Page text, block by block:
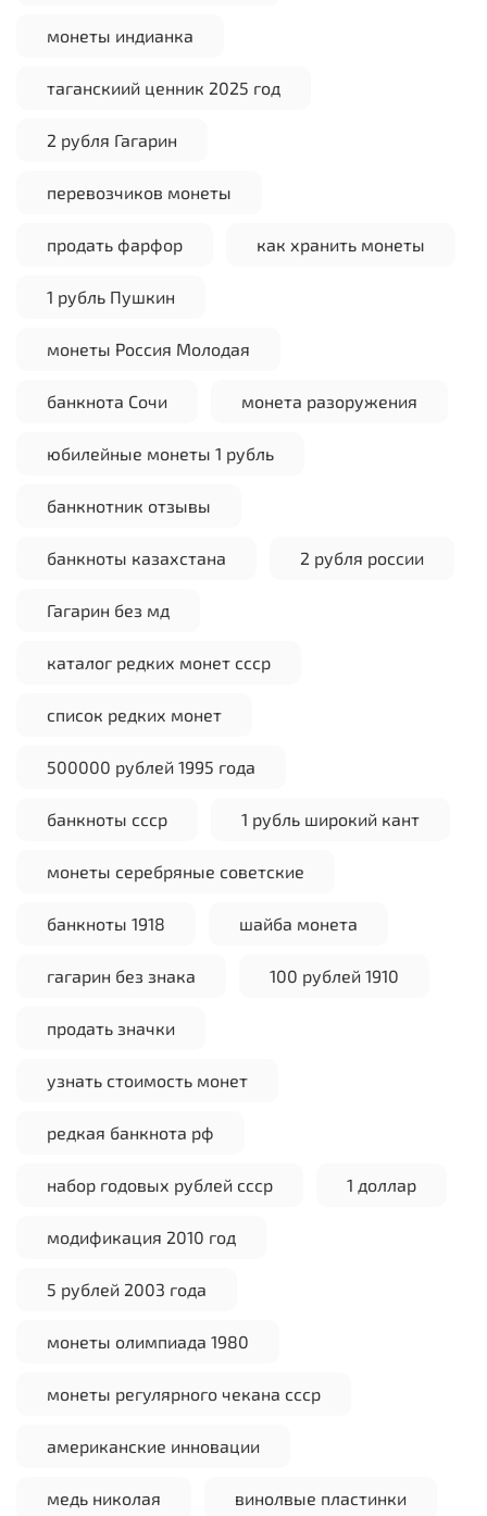
монеты индианка
таганскиий ценник 2025 год
2 рубля Гагарин
перевозчиков монеты
продать фарфор как хранить монеты
1 рубль Пушкин
монеты Россия Молодая
банкнота Сочи монета разоружения
юбилейные монеты 1 рубль
банкнотник отзывы
банкноты казахстана 2 рубля россии
Гагарин без мд
каталог редких монет ссср
список редких монет
500000 рублей 1995 года
банкноты ссср 1 рубль широкий кант
монеты серебряные советские
банкноты 1918 шайба монета
гагарин без знака 100 рублей 1910
продать значки
узнать стоимость монет
редкая банкнота рф
набор годовых рублей ссср 1 доллар
модификация 2010 год
5 рублей 2003 года
монеты олимпиада 1980
монеты регулярного чекана ссср
американские инновации
медь николая винолвые пластинки